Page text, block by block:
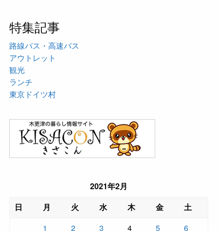
特集記事
路線バス・高速バス
アウトレット
観光
ランチ
東京ドイツ村
2021年2月
日
月 火 水 木 金
土
1
2 3 4 5
6